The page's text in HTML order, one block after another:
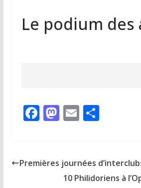
Le podium des
F
b
M
d
o
E
l
P
g
er
Premières journées
10 Philidoriens à